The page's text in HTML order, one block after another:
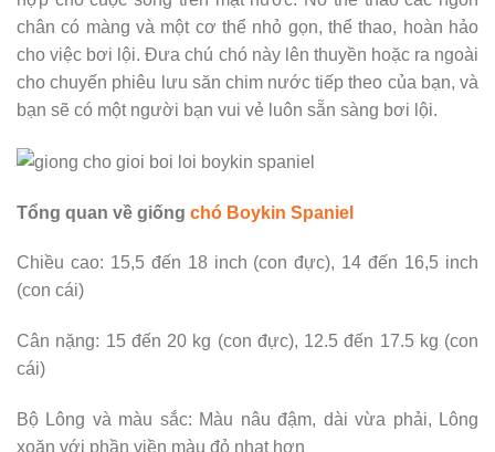
chân có màng và một cơ thể nhỏ gọn, thể thao, hoàn hảo
cho việc bơi lội. Đưa chú chó này lên thuyền hoặc ra ngoài
cho chuyến phiêu lưu săn chim nước tiếp theo của bạn, và
bạn sẽ có một người bạn vui vẻ luôn sẵn sàng bơi lội.
Tổng quan về giống chó Boykin Spaniel
Chiều cao: 15,5 đến 18 inch (con đực), 14 đến 16,5 inch
(con cái)
Cân nặng: 15 đến 20 kg (con đực), 12.5 đến 17.5 kg (con
cái)
Bộ Lông và màu sắc: Màu nâu đậm, dài vừa phải, Lông
xoăn với phần viền màu đỏ nhạt hơn